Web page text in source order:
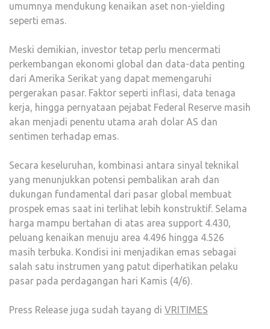
umumnya mendukung kenaikan aset non-yielding
seperti emas.
Meski demikian, investor tetap perlu mencermati
perkembangan ekonomi global dan data-data penting
dari Amerika Serikat yang dapat memengaruhi
pergerakan pasar. Faktor seperti inflasi, data tenaga
kerja, hingga pernyataan pejabat Federal Reserve masih
akan menjadi penentu utama arah dolar AS dan
sentimen terhadap emas.
Secara keseluruhan, kombinasi antara sinyal teknikal
yang menunjukkan potensi pembalikan arah dan
dukungan fundamental dari pasar global membuat
prospek emas saat ini terlihat lebih konstruktif. Selama
harga mampu bertahan di atas area support 4.430,
peluang kenaikan menuju area 4.496 hingga 4.526
masih terbuka. Kondisi ini menjadikan emas sebagai
salah satu instrumen yang patut diperhatikan pelaku
pasar pada perdagangan hari Kamis (4/6).
Press Release juga sudah tayang di VRITIMES